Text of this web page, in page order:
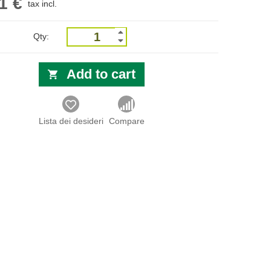
tax incl.
Qty:
Add to cart
Lista dei desideri Compare